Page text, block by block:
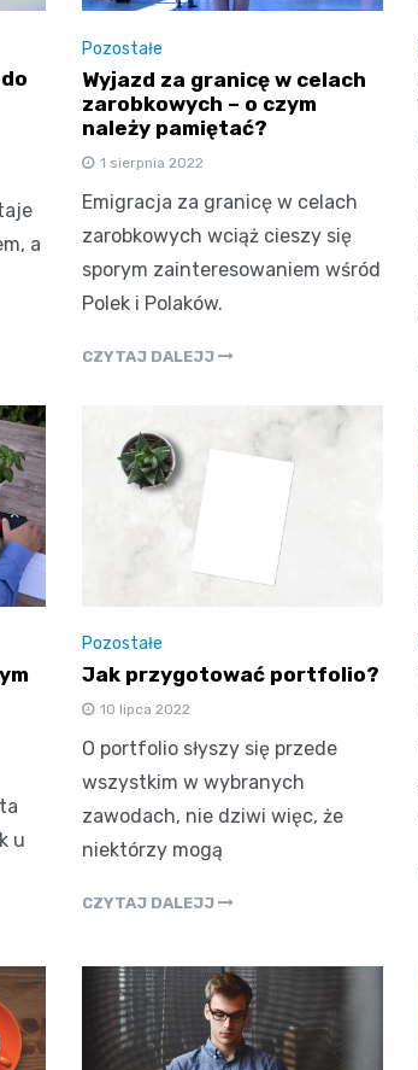
a
Pozostałe
Wyjazd za granicę w celach
zarobkowych – o czym
należy pamiętać?
1 sierpnia 2022
Emigracja za granicę w celach
zarobkowych wciąż cieszy się
sporym zainteresowaniem wśród
Polek i Polaków.
CZYTAJ DALEJJ
u
Pozostałe
Jak przygotować portfolio?
10 lipca 2022
O portfolio słyszy się przede
wszystkim w wybranych
zawodach, nie dziwi więc, że
niektórzy mogą
CZYTAJ DALEJJ